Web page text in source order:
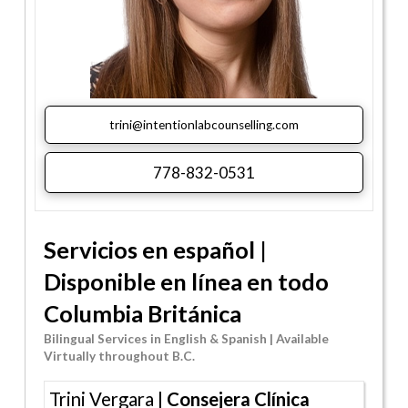
trini@intentionlabcounselling.com
778-832-0531
Servicios en español |
Disponible en línea en todo
Columbia Británica
Bilingual Services in English & Spanish | Available
Virtuallythroughout B.C.
Trini Vergara | Consejera Clínica